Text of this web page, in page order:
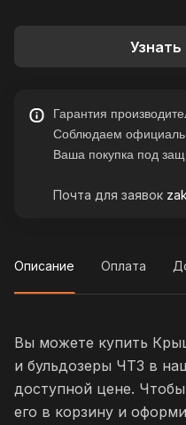
Узнать
Гарантия
Соблюдаем
Ваша покупка под
Почта для заявок
Описание Оплата
Вы можете купить
и бульдозеры ЧТЗ в
доступной цене.
его в корзину и